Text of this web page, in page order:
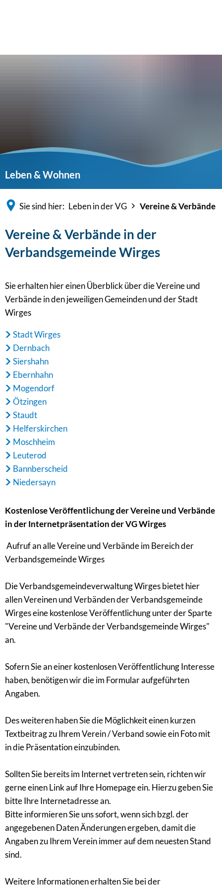
Leben & Wohnen
Sie sind hier: Leben in der VG Vereine & Verbände
Vereine & Verbände in der
Verbandsgemeinde Wirges
Sie erhalten hier einen Überblick über die Vereine und
Verbände in den jeweiligen Gemeinden und der Stadt
Wirges
Stadt Wirges
Dernbach
Siershahn
Ebernhahn
Mogendorf
Ötzingen
Staudt
Helferskirchen
Moschheim
Leuterod
Bannberscheid
Niedersayn
Kostenlose Veröffentlichung der Vereine und Verbände
in der Internetpräsentation der VG Wirges
Aufruf an alle Vereine und Verbände im Bereich der
Verbandsgemeinde Wirges
Die Verbandsgemeindeverwaltung Wirges bietet hier
allen Vereinen und Verbänden der Verbandsgemeinde
Wirges eine kostenlose Veröffentlichung unter der Sparte
"Vereine und Verbände der Verbandsgemeinde Wirges"
an.
Sofern Sie an einer kostenlosen Veröffentlichung Interesse
haben, benötigen wir die im Formular aufgeführten
Angaben.
Des weiteren haben Sie die Möglichkeit einen kurzen
Textbeitrag zu Ihrem Verein / Verband sowie ein Foto mit
in die Präsentation einzubinden.
Sollten Sie bereits im Internet vertreten sein, richten wir
gerne einen Link auf Ihre Homepage ein. Hierzu geben Sie
bitte Ihre Internetadresse an.
Bitte informieren Sie uns sofort, wenn sich bzgl. der
angegebenen Daten Änderungen ergeben, damit die
Angaben zu Ihrem Verein immer auf dem neuesten Stand
sind.
Weitere Informationen erhalten Sie bei der